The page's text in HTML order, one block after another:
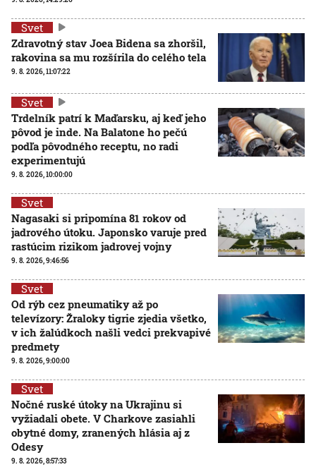
Svet
Zdravotný stav Joea Bidena sa zhoršil,
rakovina sa mu rozšírila do celého tela
9. 8. 2026, 11:07:22
Svet
Trdelník patrí k Maďarsku, aj keď jeho
pôvod je inde. Na Balatone ho pečú
podľa pôvodného receptu, no radi
experimentujú
9. 8. 2026, 10:00:00
Svet
Nagasaki si pripomína 81 rokov od
jadrového útoku. Japonsko varuje pred
rastúcim rizikom jadrovej vojny
9. 8. 2026, 9:46:56
Svet
Od rýb cez pneumatiky až po
televízory: Žraloky tigrie zjedia všetko,
v ich žalúdkoch našli vedci prekvapivé
predmety
9. 8. 2026, 9:00:00
Svet
Nočné ruské útoky na Ukrajinu si
vyžiadali obete. V Charkove zasiahli
obytné domy, zranených hlásia aj z
Odesy
9. 8. 2026, 8:57:33